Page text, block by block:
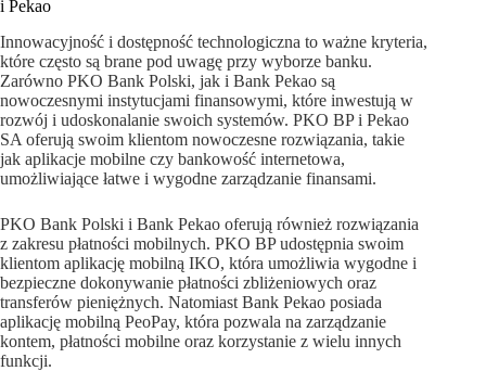
i Pekao
Innowacyjność i dostępność technologiczna to ważne kryteria,
które często są brane pod uwagę przy wyborze banku.
Zarówno PKO Bank Polski, jak i Bank Pekao są
nowoczesnymi instytucjami finansowymi, które inwestują w
rozwój i udoskonalanie swoich systemów. PKO BP i Pekao
SA oferują swoim klientom nowoczesne rozwiązania, takie
jak aplikacje mobilne czy bankowość internetowa,
umożliwiające łatwe i wygodne zarządzanie finansami.
PKO Bank Polski i Bank Pekao oferują również rozwiązania
z zakresu płatności mobilnych. PKO BP udostępnia swoim
klientom aplikację mobilną IKO, która umożliwia wygodne i
bezpieczne dokonywanie płatności zbliżeniowych oraz
transferów pieniężnych. Natomiast Bank Pekao posiada
aplikację mobilną PeoPay, która pozwala na zarządzanie
kontem, płatności mobilne oraz korzystanie z wielu innych
funkcji.